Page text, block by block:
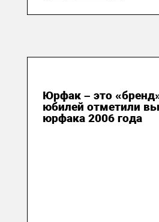
Юрфак – это
юбилей отметили
юрфака 2006 года